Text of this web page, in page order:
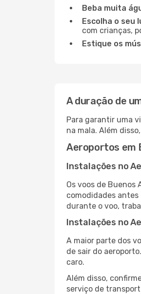
Beba muita
Escolha o seu
com crianças,
Estique os
A duração de
Para garantir uma
na mala. Além
Aeroportos em
Instalações no
Os voos de Buenos
comodidades
durante o voo,
Instalações no
A maior parte dos
de sair do
caro.
Além disso,
serviço de